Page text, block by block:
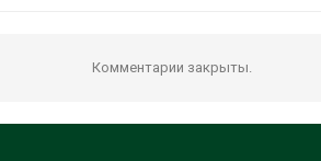
Комментарии закрыты.